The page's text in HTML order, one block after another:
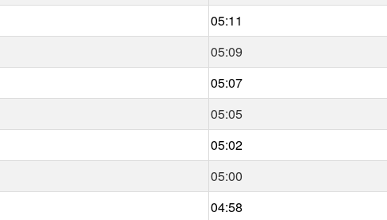
05:11
05:09
05:07
05:05
05:02
05:00
04:58